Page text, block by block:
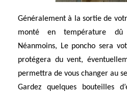
Généralement à la sortie de
monté en température dû
Néanmoins, Le poncho sera
protégera du vent,
permettra de vous changer au
Gardez quelques bouteilles